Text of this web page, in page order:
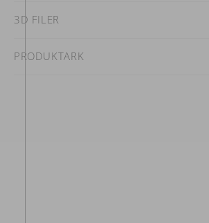
3D FILER
PRODUKTARK